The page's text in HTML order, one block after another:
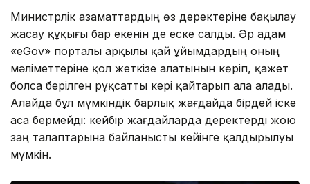
Министрлік азаматтардың өз деректеріне бақылау
жасау құқығы бар екенін де еске салды. Әр адам
«eGov» порталы арқылы қай ұйымдардың оның
мәліметтеріне қол жеткізе алатынын көріп, қажет
болса берілген рұқсатты кері қайтарып ала алады.
Алайда бұл мүмкіндік барлық жағдайда бірдей іске
аса бермейді: кейбір жағдайларда деректерді жою
заң талаптарына байланысты кейінге қалдырылуы
мүмкін.